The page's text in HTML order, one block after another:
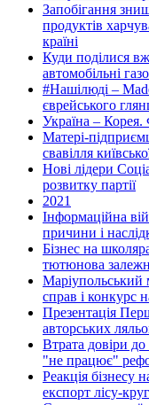
Запобігання
продуктів
країні
Куди поділися
автомобільні
#Нашілюді –
єврейського
Україна – Корея.
Матері-
свавілля
Нові лідери
розвитку партії
2021
Інформаційна
причини і
Бізнес на
тютюнова
Маріупольський
справ і конкурс
Презентація
авторських
Втрата довіри
"не працює"
Реакція бізнесу
експорт лісу-